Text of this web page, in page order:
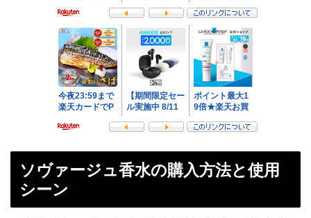
ソヴァージュ香水の購入方法と使用
シーン